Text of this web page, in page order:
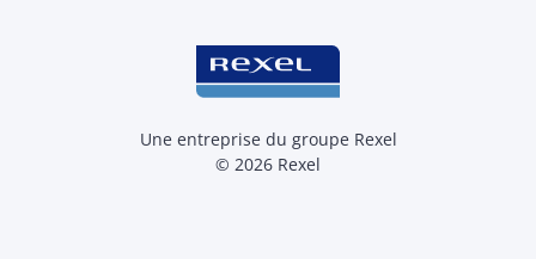
Une entreprise du groupe Rexel
© 2026 Rexel